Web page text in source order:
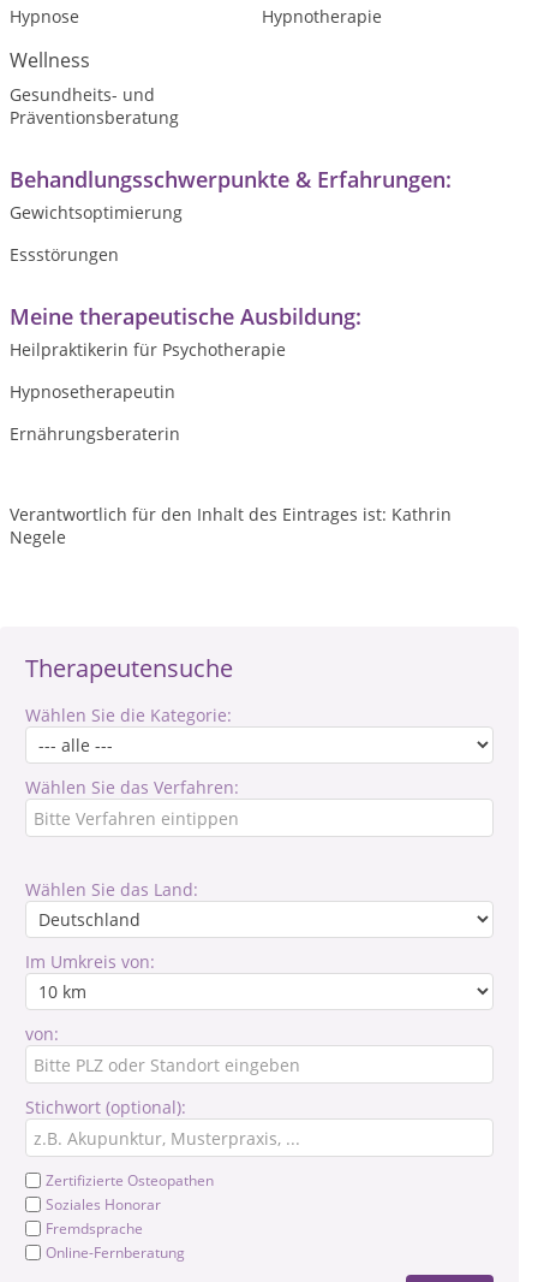
Therapeutensuche
Wählen Sie die Kategorie:
Wählen Sie das Verfahren:
Wählen Sie das Land:
Im Umkreis von:
von:
Stichwort (optional):
Zertifizierte Osteopathen
Soziales Honorar
Fremdsprache
Online-Fernberatung
Hypnose Hypnotherapie
Wellness
Gesundheits- und
Präventionsberatung
Behandlungsschwerpunkte & Erfahrungen:
Gewichtsoptimierung
Essstörungen
Meine therapeutische Ausbildung:
Heilpraktikerin für Psychotherapie
Hypnosetherapeutin
Ernährungsberaterin
Verantwortlich für den Inhalt des Eintrages ist: Kathrin
Negele